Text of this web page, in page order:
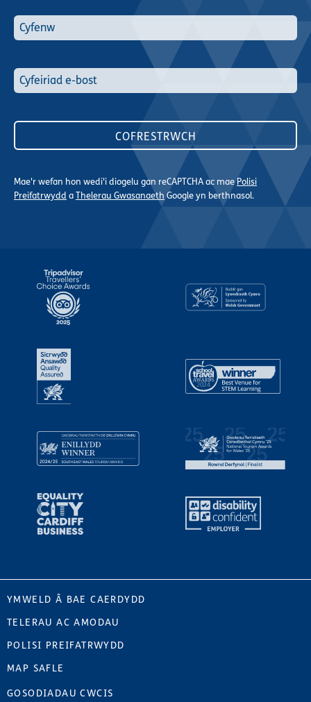
Mae'r wefan hon wedi'i diogelu gan reCAPTCHA ac maePolisi
Preifatrwydd aThelerau GwasanaethGoogle yn berthnasol.
YMWELD Â BAE CAERDYDD
TELERAU AC AMODAU
POLISI PREIFATRWYDD
MAP SAFLE
GOSODIADAU CWCIS